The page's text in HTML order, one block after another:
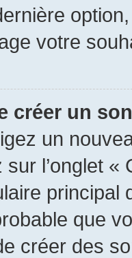
votre
créer un
un
sur l’onglet
principal
que
créer des